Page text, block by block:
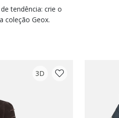
tendência: crie o
coleção Geox.
3D